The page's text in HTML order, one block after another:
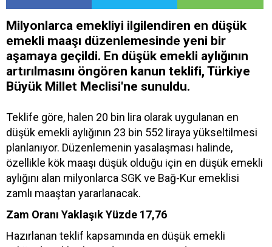
Milyonlarca emekliyi ilgilendiren en düşük
emekli maaşı düzenlemesinde yeni bir
aşamaya geçildi. En düşük emekli aylığının
artırılmasını öngören kanun teklifi, Türkiye
Büyük Millet Meclisi'ne sunuldu.
Teklife göre, halen 20 bin lira olarak uygulanan en
düşük emekli aylığının 23 bin 552 liraya yükseltilmesi
planlanıyor. Düzenlemenin yasalaşması halinde,
özellikle kök maaşı düşük olduğu için en düşük emekli
aylığını alan milyonlarca SGK ve Bağ-Kur emeklisi
zamlı maaştan yararlanacak.
Zam Oranı Yaklaşık Yüzde 17,76
Hazırlanan teklif kapsamında en düşük emekli